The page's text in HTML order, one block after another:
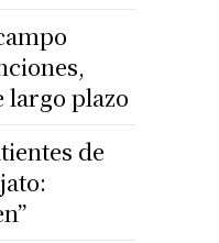
largo plazo
de